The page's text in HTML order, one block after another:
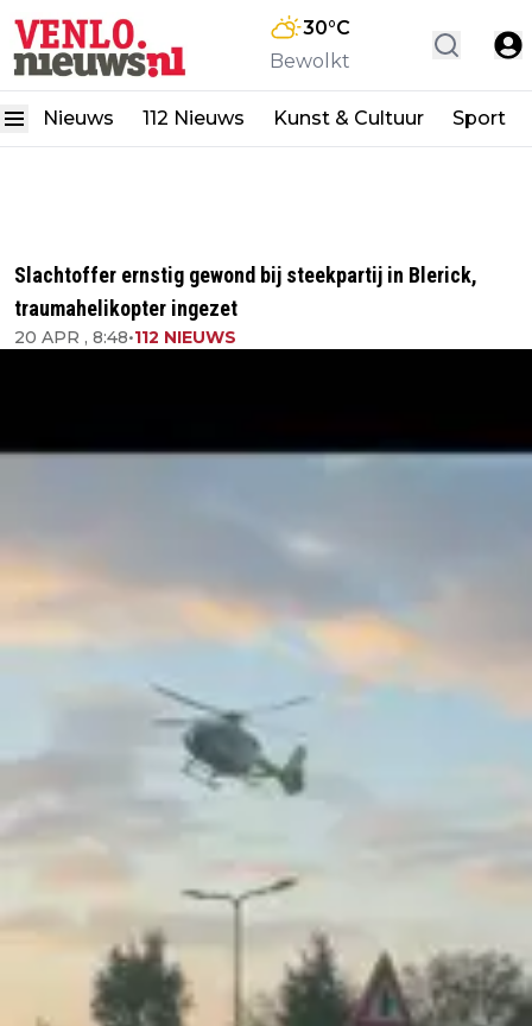
30°C
Bewolkt
Nieuws 112 Nieuws Kunst & Cultuur Sport
Slachtoffer ernstig gewond bij steekpartij in Blerick,
traumahelikopter ingezet
20 APR , 8:48•112 NIEUWS